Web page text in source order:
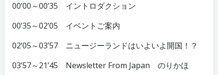
00’00～00’35 イントロダクション
00’35～02’05 イベントご案内
02’05～03’57 ニュージーランドはいよいよ開国！？
03’57～21’45 Newsletter From Japan のりかほ